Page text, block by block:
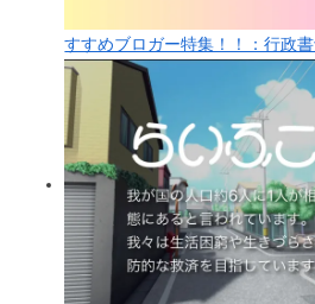
すすめブロガー特集！！：行政